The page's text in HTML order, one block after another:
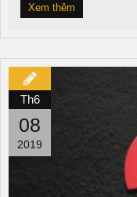
Xem thêm
Th6
08
2019